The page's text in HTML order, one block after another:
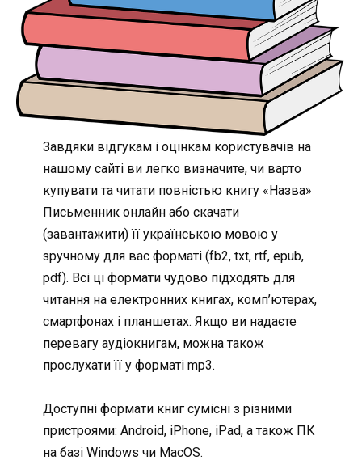
Завдяки відгукам і оцінкам користувачів на
нашому сайті ви легко визначите, чи варто
купувати та читати повністью книгу «Назва»
Письменник онлайн або скачати
(завантажити) її українською мовою у
зручному для вас форматі (fb2, txt, rtf, epub,
pdf). Всі ці формати чудово підходять для
читання на електронних книгах, комп’ютерах,
смартфонах і планшетах. Якщо ви надаєте
перевагу аудіокнигам, можна також
прослухати її у форматі mp3.
Доступні формати книг сумісні з різними
пристроями: Android, iPhone, iPad, а також ПК
на базі Windows чи MacOS.